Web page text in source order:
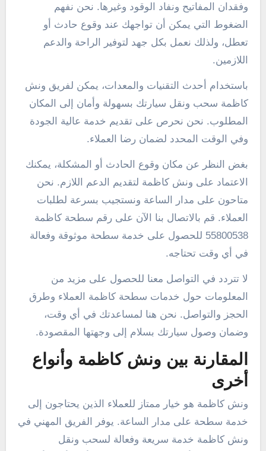
وفقدان المفاتيح ونفاد الوقود وغيرها. نحن نفهم
الضغوط التي يمكن أن تواجهك عند وقوع حادث أو
تعطل، ولذلك نعمل بكل جهد لتوفير الراحة والدعم
اللازمين.
باستخدام أحدث التقنيات والمعدات، يمكن لفريق ونش
كاظمة سحب ونقل سيارتك بسهولة وأمان إلى المكان
المطلوب. نحن نحرص على تقديم خدمة عالية الجودة
وفي الوقت المحدد لضمان رضا العملاء.
بغض النظر عن مكان وقوع الحادث أو المشكلة، يمكنك
الاعتماد على ونش كاظمة لتقديم الدعم اللازم. نحن
متاحون على مدار الساعة ونستجيب بسرعة لطلبات
العملاء. قم بالاتصال بنا الآن على رقم سطحة كاظمة
55800538 للحصول على خدمة سطحة موثوقة وفعالة
في أي وقت تحتاجه.
لا تتردد في التواصل معنا للحصول على مزيد من
المعلومات حول خدمات سطحة كاظمة العملاء وطرق
الحجز والتواصل. نحن هنا لمساعدتك في أي وقت،
وضمان وصول سيارتك بسلام إلى وجهتها المقصودة.
المقارنة بين ونش كاظمة وأنواع
أخرى
ونش كاظمة هو خيار ممتاز للعملاء الذين يحتاجون إلى
خدمة سطحة على مدار الساعة. يوفر الفريق المهني في
ونش كاظمة خدمة سريعة وفعالة لسحب ونقل